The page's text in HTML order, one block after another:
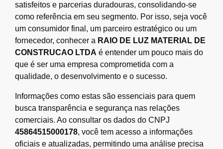
satisfeitos e parcerias duradouras, consolidando-se
como referência em seu segmento. Por isso, seja você
um consumidor final, um parceiro estratégico ou um
fornecedor, conhecer a RAIO DE LUZ MATERIAL DE
CONSTRUCAO LTDA é entender um pouco mais do
que é ser uma empresa comprometida com a
qualidade, o desenvolvimento e o sucesso.
Informações como estas são essenciais para quem
busca transparência e segurança nas relações
comerciais. Ao consultar os dados do CNPJ
45864515000178, você tem acesso a informações
oficiais e atualizadas, permitindo uma análise precisa